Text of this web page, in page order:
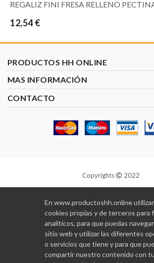
REGALIZ FINI FRESA RELLENO
12,54 €
PRODUCTOS HH ONLINE
MAS INFORMACIÓN
CONTACTO
Copyrights 2022
Diseñado y programado por
En www.productoshh.online
cookies propias y de terceros para
analíticos, para que puedas
sitio web y utilizar las diferentes
o servicios que tiene y para que
compartir nuestro contenido con